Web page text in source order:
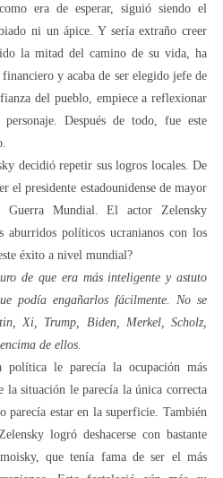
era de esperar, siguió siendo el
ni un ápice. Y sería extraño creer
la mitad del camino de su vida, ha
y acaba de ser elegido jefe de
del pueblo, empiece a reflexionar
Después de todo, fue este
decidió repetir sus logros locales. De
el presidente estadounidense de mayor
Guerra Mundial. El actor Zelensky
políticos ucranianos con los
éxito a nivel mundial?
de que era más inteligente y astuto
podía engañarlos fácilmente. No se
Xi, Trump, Biden, Merkel, Scholz,
de ellos.
política le parecía la ocupación más
la situación le parecía la única correcta
estar en la superficie. También
logró deshacerse con bastante
que tenía fama de ser el más